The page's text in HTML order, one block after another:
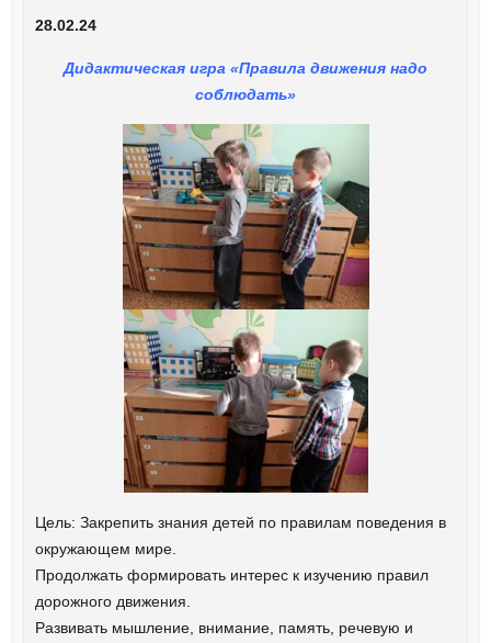
28.02.24
Дидактическая игра «Правила движения надо
соблюдать»
Цель: Закрепить знания детей по правилам поведения в
окружающем мире.
Продолжать формировать интерес к изучению правил
дорожного движения.
Развивать мышление, внимание, память, речевую и